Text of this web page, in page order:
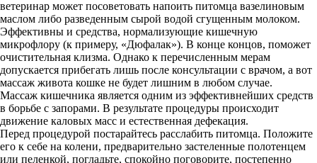
ветеринар может посоветовать напоить питомца вазелиновым
маслом либо разведенным сырой водой сгущенным молоком.
Эффективны и средства, нормализующие кишечную
микрофлору (к примеру, «Дюфалак»). В конце концов, поможет
очистительная клизма. Однако к перечисленным мерам
допускается прибегать лишь после консультации с врачом, а вот
массаж живота кошке не будет лишним в любом случае.
Массаж кишечника является одним из эффективнейших средств
в борьбе с запорами. В результате процедуры происходит
движение каловых масс и естественная дефекация.
Перед процедурой постарайтесь расслабить питомца. Положите
его к себе на колени, предварительно застеленные полотенцем
или пеленкой, погладьте, спокойно поговорите, постепенно